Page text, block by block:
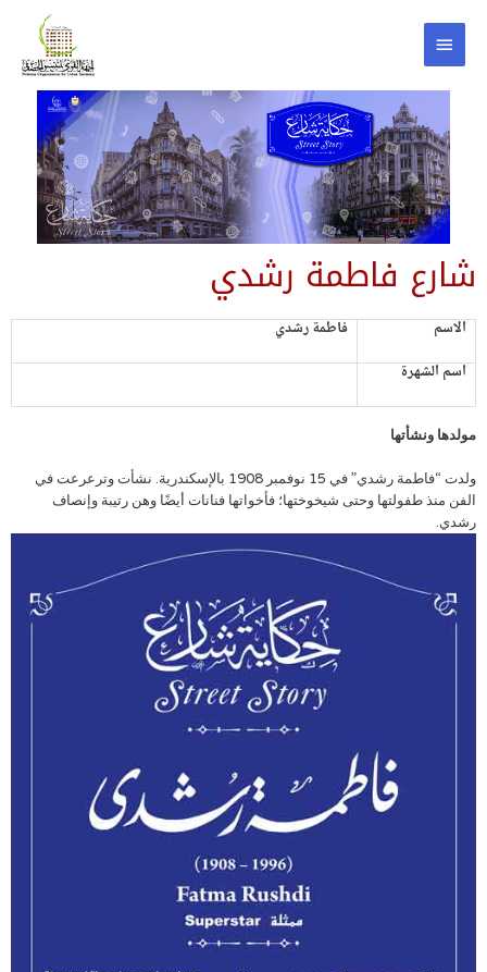
شارع فاطمة رشدي
الاسم
فاطمة رشدي
اسم الشهرة
مولدها ونشأتها
ولدت “فاطمة رشدي” في 15 نوفمبر 1908 بالإسكندرية. نشأت وترعرعت في
الفن منذ طفولتها وحتى شيخوختها؛ فأخواتها فنانات أيضًا وهن رتيبة وإنصاف
رشدي.